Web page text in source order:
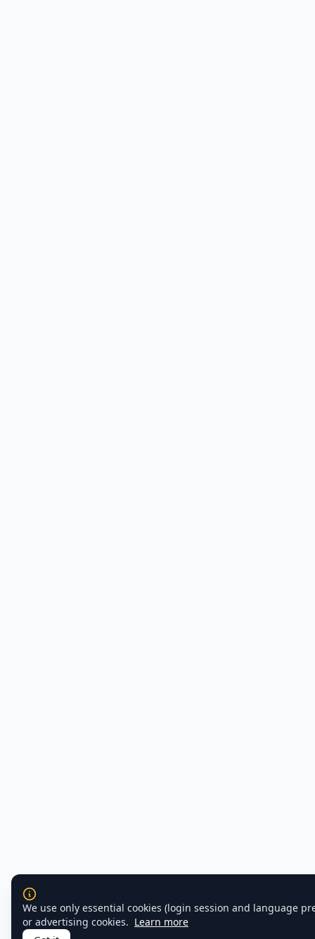
We use only essential cookies (login session and language
or advertising cookies. Learn more